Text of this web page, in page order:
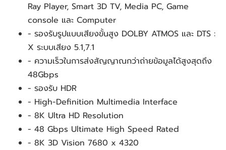
Ray Player, Smart 3D TV, Media PC, Game
console และ Computer
- รองรับรูปแบบเสียงขั้นสูง DOLBY ATMOS และ DTS :
X ระบบเสียง 5.1,7.1
- ความเร็วในการส่งสัญญาณกว่าถ่ายข้อมูลได้สูงสุดถึง
48Gbps
- รองรับ HDR
- High-Definition Multimedia Interface
- 8K Ultra HD Resolution
- 48 Gbps Ultimate High Speed Rated
- 8K 3D Vision 7680 x 4320